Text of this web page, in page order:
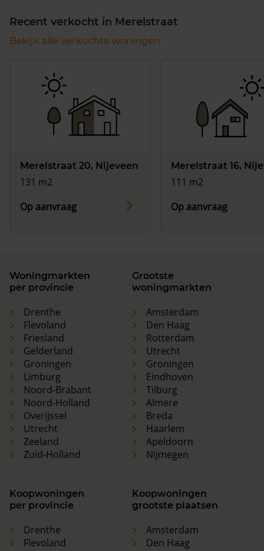
Recent verkocht in Merelstraat
Bekijk alle verkochte woningen
Merelstraat 20, Nijeveen
131 m2
Op aanvraag
Merelstraat 16,
111 m2
Op aanvraag
Woningmarkten
per provincie
Drenthe
Flevoland
Friesland
Gelderland
Groningen
Limburg
Noord-Brabant
Noord-Holland
Overijssel
Utrecht
Zeeland
Zuid-Holland
Grootste
woningmarkten
Amsterdam
Den Haag
Rotterdam
Utrecht
Groningen
Eindhoven
Tilburg
Almere
Breda
Haarlem
Apeldoorn
Nijmegen
Koopwoningen
per provincie
Drenthe
Flevoland
Koopwoningen
grootste plaatsen
Amsterdam
Den Haag